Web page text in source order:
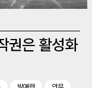
권은 활성화